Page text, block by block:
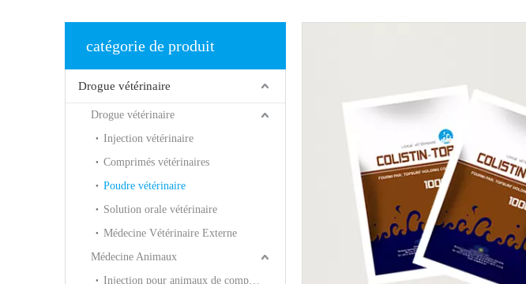
catégorie de produit
Drogue vétérinaire
Drogue vétérinaire
Injection vétérinaire
Comprimés vétérinaires
Poudre vétérinaire
Solution orale vétérinaire
Médecine Vétérinaire Externe
Médecine Animaux